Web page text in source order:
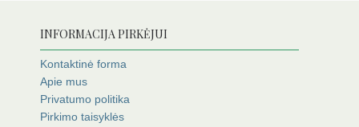
INFORMACIJA PIRKĖJUI
Kontaktinė forma
Apie mus
Privatumo politika
Pirkimo taisyklės